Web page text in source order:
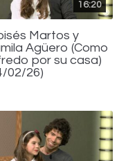
16:20
Martos y
Agüero (Como
por su casa)
02/26)